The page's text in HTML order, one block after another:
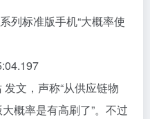
列标准版手机“大概率使
文，声称“从供应链物
概率是有高刷了”。不过